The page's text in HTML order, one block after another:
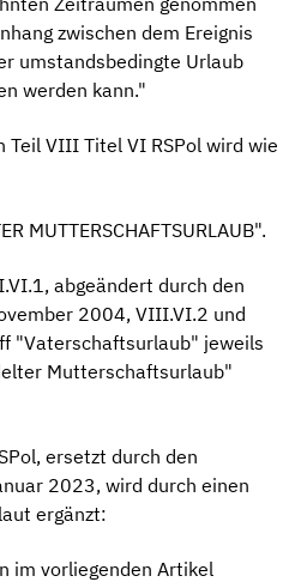
zwischen dem Ereignis
umstandsbedingte Urlaub
werden kann."
Teil VIII Titel VI RSPol wird wie
MUTTERSCHAFTSURLAUB".
abgeändert durch den
2004, VIII.VI.2 und
"Vaterschaftsurlaub" jeweils
Mutterschaftsurlaub"
ersetzt durch den
2023, wird durch einen
ergänzt:
im vorliegenden Artikel